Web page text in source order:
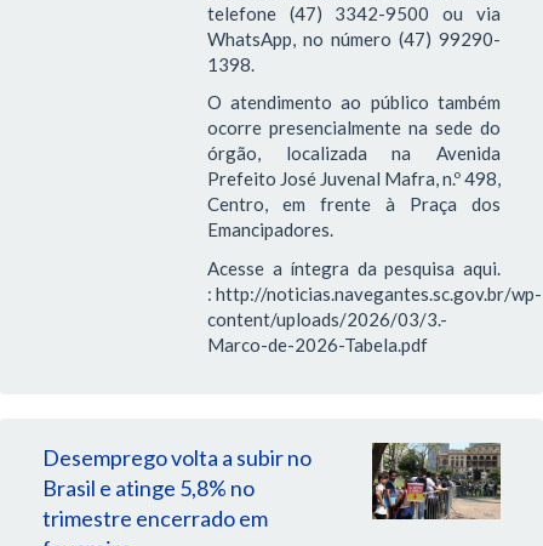
telefone (47) 3342-9500 ou via
WhatsApp, no número (47) 99290-
1398.
O atendimento ao público também
ocorre presencialmente na sede do
órgão, localizada na Avenida
Prefeito José Juvenal Mafra, n.º 498,
Centro, em frente à Praça dos
Emancipadores.
Acesse a íntegra da pesquisa aqui.
: http://noticias.navegantes.sc.gov.br/wp-
content/uploads/2026/03/3.-
Marco-de-2026-Tabela.pdf
Desemprego volta a subir no
Brasil e atinge 5,8% no
trimestre encerrado em